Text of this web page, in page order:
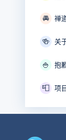
🚘 禅
🍻 关
🍚
📮 项